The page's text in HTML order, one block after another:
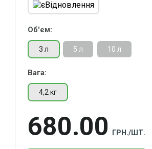
Об'єм:
3 л 5 л 10 л
Вага:
4,2 кг
680 00 ГРН./ШТ.